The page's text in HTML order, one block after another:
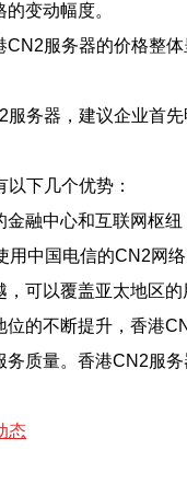
变动幅度。
服务器的价格整
务器，建议企业首
下几个优势：
融中心和互联网枢
中国电信的CN2网
可以覆盖亚太地区
位的不断提升，香港
质量。香港CN2服
态